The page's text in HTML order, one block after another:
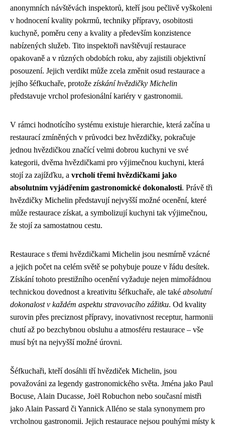
anonymních návštěvách inspektorů, kteří jsou pečlivě vyškoleni
v hodnocení kvality pokrmů, techniky přípravy, osobitosti
kuchyně, poměru ceny a kvality a především konzistence
nabízených služeb. Tito inspektoři navštěvují restaurace
opakovaně a v různých obdobích roku, aby zajistili objektivní
posouzení. Jejich verdikt může zcela změnit osud restaurace a
jejího šéfkuchaře, protože získání hvězdičky Michelin
představuje vrchol profesionální kariéry v gastronomii.
V rámci hodnotícího systému existuje hierarchie, která začína u
restaurací zmíněných v průvodci bez hvězdičky, pokračuje
jednou hvězdičkou značící velmi dobrou kuchyni ve své
kategorii, dvěma hvězdičkami pro výjimečnou kuchyni, která
stojí za zajížďku, a vrcholí třemi hvězdičkami jako
absolutním vyjádřením gastronomické dokonalosti. Právě tři
hvězdičky Michelin představují nejvyšší možné ocenění, které
může restaurace získat, a symbolizují kuchyni tak výjimečnou,
že stojí za samostatnou cestu.
Restaurace s třemi hvězdičkami Michelin jsou nesmírně vzácné
a jejich počet na celém světě se pohybuje pouze v řádu desítek.
Získání tohoto prestižního ocenění vyžaduje nejen mimořádnou
technickou dovednost a kreativitu šéfkuchaře, ale také absolutní
dokonalost v každém aspektu stravovacího zážitku. Od kvality
surovin přes preciznost přípravy, inovativnost receptur, harmonii
chutí až po bezchybnou obsluhu a atmosféru restaurace – vše
musí být na nejvyšší možné úrovni.
Šéfkuchaři, kteří dosáhli tří hvězdiček Michelin, jsou
považováni za legendy gastronomického světa. Jména jako Paul
Bocuse, Alain Ducasse, Joël Robuchon nebo současní mistři
jako Alain Passard či Yannick Alléno se stala synonymem pro
vrcholnou gastronomii. Jejich restaurace nejsou pouhými místy k